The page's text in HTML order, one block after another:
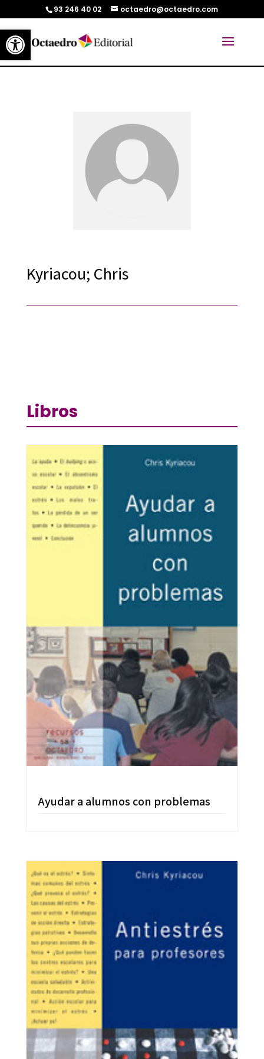
Abrir barra de herramientas
93 246 40 02 octaedro@octaedro.com
Kyriacou; Chris
Libros
Ayudar a alumnos con problemas